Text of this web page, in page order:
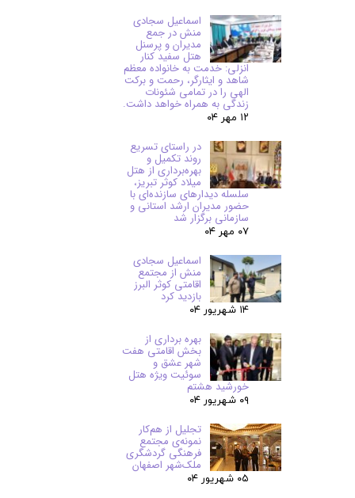
اسماعیل سجادی
منش در جمع
مدیران و پرسنل
هتل سفید کنار
انزلی: خدمت به خانواده معظم
شاهد و ایثارگر، رحمت و برکت
الهی را در تمامی شئونات
زندگی به همراه خواهد داشت.
۱۲ مهر ۰۴
در راستای تسریع
روند تکمیل و
بهره‌برداری از هتل
میلاد کوثر تبریز،
سلسله دیدارهای سازنده‌ای با
حضور مدیران ارشد استانی و
سازمانی برگزار شد
۰۷ مهر ۰۴
اسماعیل سجادی
منش از مجتمع
اقامتی کوثر البرز
بازدید کرد
۱۴ شهریور ۰۴
بهره برداری از
بخش اقامتی هفت
شهر عشق و
سوئیت ویژه هتل
خورشید هشتم
۰۹ شهریور ۰۴
تجلیل از هم‌کار
نمونه‌ی مجتمع
فرهنگی گردشگری
ملک‌شهر اصفهان
۰۵ شهریور ۰۴